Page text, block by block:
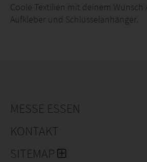
Coole Textilien mit deinem
Aufkleber und Schlüsselanhänger.
MESSE ESSEN
KONTAKT
SITEMAP